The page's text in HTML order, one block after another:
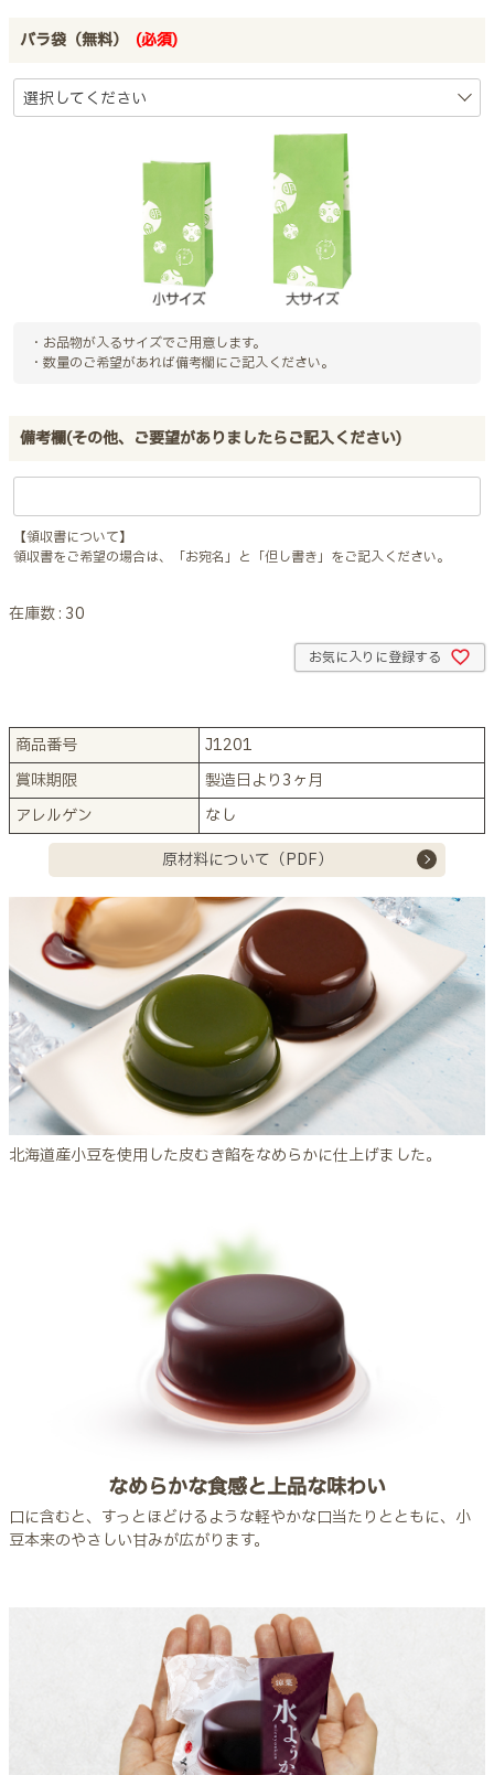
バラ袋（無料） (必須)
・お品物が入るサイズでご用意します。
・数量のご希望があれば備考欄にご記入ください。
備考欄(その他、ご要望がありましたらご記入ください)
【領収書について】
領収書をご希望の場合は、「お宛名」と「但し書き」をご記入ください。
在庫数 30
お気に入りに登録する
商品番号
J1201
賞味期限
製造日より3ヶ月
アレルゲン
なし
原材料について（PDF）
北海道産小豆を使用した皮むき餡をなめらかに仕上げました。
なめらかな食感と上品な味わい
口に含むと、すっとほどけるような軽やかな口当たりとともに、小
豆本来のやさしい甘みが広がります。